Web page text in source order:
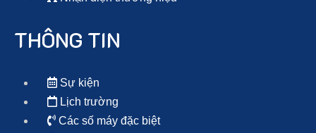
THÔNG TIN
Sự kiện
Lịch trường
Các số máy đặc biệt